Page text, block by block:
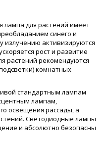
лампа для растений имеет
синего и
излучению активизируются
рост и развитие
растений рекомендуются
комнатных
стандартным лампам
лампам,
освещения рассады, а
Светодиодные лампы
и абсолютно безопасны